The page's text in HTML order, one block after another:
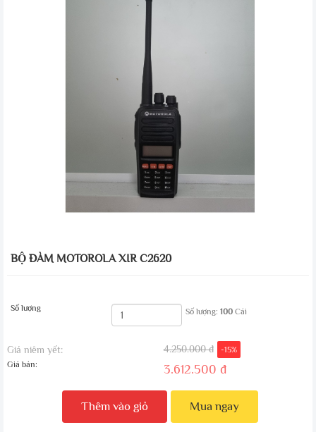
BỘ ĐÀM MOTOROLA XIR C2620
Số lượng Số lượng: 100Cái
Giá niêm yết:
Giá bán:
4.250.000 đ -15%
3.612.500 đ
Thêm vào giỏ Mua ngay